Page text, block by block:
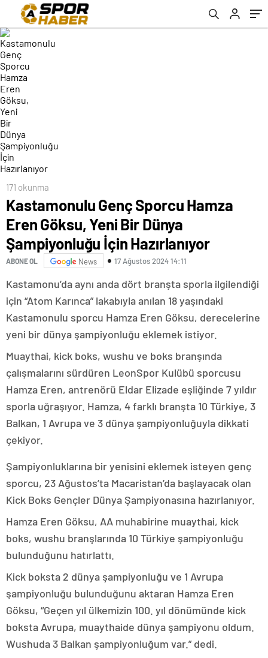
Hazırlanıyor
171 okunma
Kastamonulu Genç Sporcu Hamza
Eren Göksu, Yeni Bir Dünya
Şampiyonluğu İçin Hazırlanıyor
ABONE OL News 17 Ağustos 2024 14:11
Kastamonu’da aynı anda dört branşta sporla ilgilendiği
için “Atom Karınca” lakabıyla anılan 18 yaşındaki
Kastamonulu sporcu Hamza Eren Göksu, derecelerine
yeni bir dünya şampiyonluğu eklemek istiyor.
Muaythai, kick boks, wushu ve boks branşında
çalışmalarını sürdüren LeonSpor Kulübü sporcusu
Hamza Eren, antrenörü Eldar Elizade eşliğinde 7 yıldır
sporla uğraşıyor. Hamza, 4 farklı branşta 10 Türkiye, 3
Balkan, 1 Avrupa ve 3 dünya şampiyonluğuyla dikkati
çekiyor.
Şampiyonluklarına bir yenisini eklemek isteyen genç
sporcu, 23 Ağustos’ta Macaristan’da başlayacak olan
Kick Boks Gençler Dünya Şampiyonasına hazırlanıyor.
Hamza Eren Göksu, AA muhabirine muaythai, kick
boks, wushu branşlarında 10 Türkiye şampiyonluğu
bulunduğunu hatırlattı.
Kick boksta 2 dünya şampiyonluğu ve 1 Avrupa
şampiyonluğu bulunduğunu aktaran Hamza Eren
Göksu, “Geçen yıl ülkemizin 100. yıl dönümünde kick
boksta Avrupa, muaythaide dünya şampiyonu oldum.
Wushuda 3 Balkan şampiyonluğum var.” dedi.